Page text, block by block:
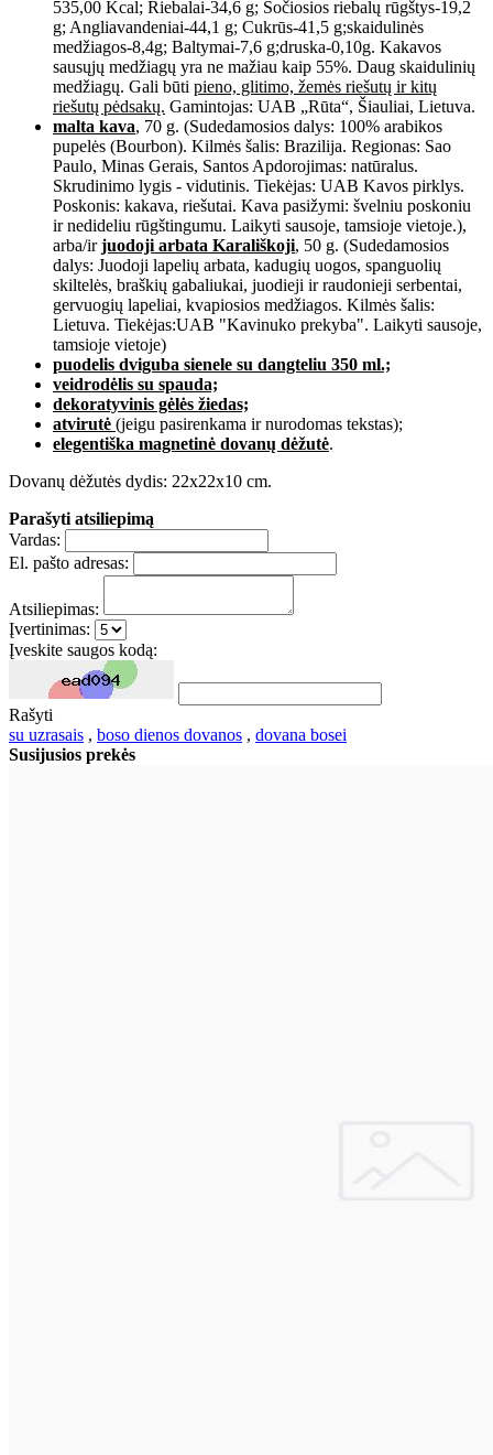
535,00 Kcal; Riebalai-34,6 g; Sočiosios riebalų rūgštys-19,2
g; Angliavandeniai-44,1 g; Cukrūs-41,5 g;skaidulinės
medžiagos-8,4g; Baltymai-7,6 g;druska-0,10g. Kakavos
sausųjų medžiagų yra ne mažiau kaip 55%. Daug skaidulinių
medžiagų. Gali būti pieno, glitimo, žemės riešutų ir kitų
riešutų pėdsakų. Gamintojas: UAB „Rūta“, Šiauliai, Lietuva.
malta kava, 70 g. (Sudedamosios dalys: 100% arabikos
pupelės (Bourbon). Kilmės šalis: Brazilija. Regionas: Sao
Paulo, Minas Gerais, Santos Apdorojimas: natūralus.
Skrudinimo lygis - vidutinis. Tiekėjas: UAB Kavos pirklys.
Poskonis: kakava, riešutai. Kava pasižymi: švelniu poskoniu
ir nedideliu rūgštingumu. Laikyti sausoje, tamsioje vietoje.),
arba/irjuodoji arbata Karališkoji, 50 g. (Sudedamosios
dalys: Juodoji lapelių arbata, kadugių uogos, spanguolių
skiltelės, braškių gabaliukai, juodieji ir raudonieji serbentai,
gervuogių lapeliai, kvapiosios medžiagos. Kilmės šalis:
Lietuva. Tiekėjas:UAB "Kavinuko prekyba". Laikyti sausoje,
tamsioje vietoje)
puodelis dviguba sienele su dangteliu 350 ml.;
veidrodėlis su spauda;
dekoratyvinis gėlės žiedas;
atvirutė (jeigu pasirenkama ir nurodomas tekstas);
elegentiška magnetinė dovanų dėžutė.
Dovanų dėžutės dydis: 22x22x10 cm.
Parašyti atsiliepimą
Vardas:
El. pašto adresas:
Atsiliepimas:
Įvertinimas:
Įveskite saugos kodą:
Rašyti
su uzrasais , boso dienos dovanos , dovana bosei
Susijusios prekės